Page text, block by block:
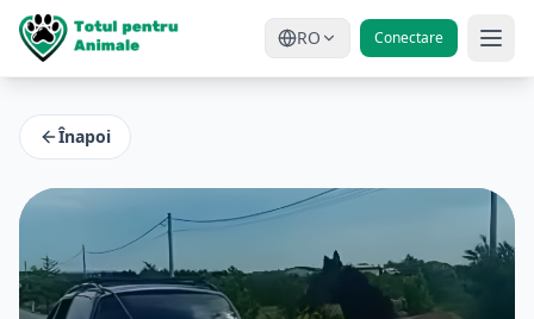
RO Conectare
Înapoi